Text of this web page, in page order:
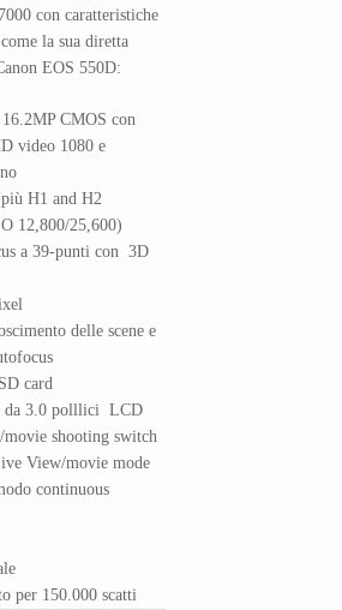
con caratteristiche
la sua diretta
EOS 550D:
16.2MP CMOS con
video 1080 e
H1 and H2
12,800/25,600)
a 39-punti con 3D
delle scene e
card
da 3.0 polllici LCD
shooting switch
View/movie mode
continuous
per 150.000 scatti